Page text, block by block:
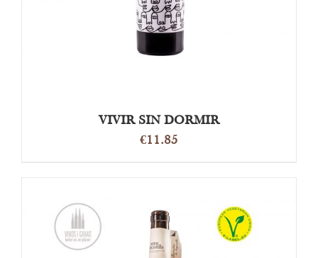
VIVIR SIN DORMIR
€11.85